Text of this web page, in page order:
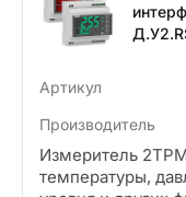
Артикул
Производитель
Измеритель
температуры,